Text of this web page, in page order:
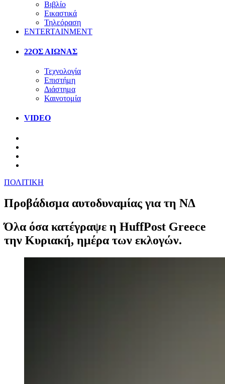
Βιβλίο
Εικαστικά
Τηλεόραση
ENTERTAINMENT
22ΟΣ ΑΙΩΝΑΣ
Τεχνολογία
Επιστήμη
Διάστημα
Καινοτομία
VIDEO
ΠΟΛΙΤΙΚΗ
Προβάδισμα αυτοδυναμίας για τη ΝΔ
Όλα όσα κατέγραψε η HuffPost Greece
την Κυριακή, ημέρα των εκλογών.